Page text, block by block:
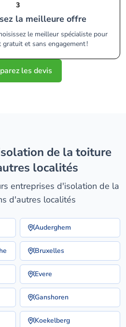
3
la meilleure offre
le meilleur spécialiste pour
gratuit et sans engagement !
les devis
localités
entreprises d'isolation de la
d'autres localités
Auderghem
Bruxelles
Evere
Ganshoren
Koekelberg